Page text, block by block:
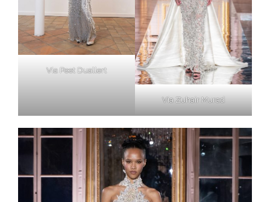
Via Peet Duallert
Via Zuhair Murad